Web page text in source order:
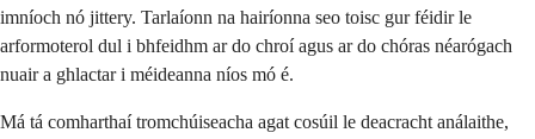
imníoch nó jittery. Tarlaíonn na hairíonna seo toisc gur féidir le
arformoterol dul i bhfeidhm ar do chroí agus ar do chóras néarógach
nuair a ghlactar i méideanna níos mó é.
Má tá comharthaí tromchúiseacha agat cosúil le deacracht análaithe,